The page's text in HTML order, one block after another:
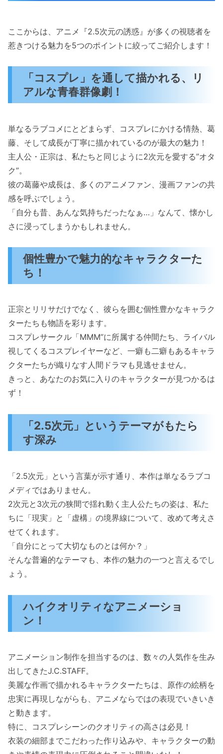
ここからは、アニメ『2.5次元の誘惑』が多くの視聴者を
惹きつける魅力を5つのポイントに絞ってご紹介します！
「コスプレ」を通して描かれる、リ
アルな青春群像劇！
単なるラブコメにとどまらず、コスプレにかける情熱、葛
藤、そして成長が丁寧に描かれているのが最大の魅力！
主人公・正宗は、私たちと同じように2次元を愛する”オタ
ク”。
彼の葛藤や成長は、多くのアニメファン、漫画ファンの共
感を呼ぶでしょう。
「自分も昔、あんな気持ちだったなぁ…」なんて、懐かし
さに浸ってしまうかもしれません。
個性豊かで魅力的なキャラクターた
ち！
正宗とリリサだけでなく、彼らを囲む個性豊かなキャラク
ターたちも物語を彩ります。
コスプレサークル「MMM”に所属する仲間たち、ライバル
視してくるコスプレイヤーなど、一癖も二癖もあるキャラ
クターたちが織りなす人間ドラマも見逃せません。
きっと、あなたのお気に入りのキャラクターが見つかるは
ず！
「2.5次元」というテーマがもたら
す深み
「2.5次元」という言葉が示す通り、本作は単なるラブコ
メディではありません。
2次元と3次元の狭間で揺れ動く主人公たちの姿は、私た
ちに「現実」と「虚構」の境界線について、改めて考えさ
せてくれます。
「自分にとって大切なものとは何か？」
そんな普遍的なテーマも、本作の魅力の一つと言えるでし
ょう。
ハイクオリティなアニメーショ
ン！
アニメーション制作を担当するのは、数々の人気作を生み
出してきたJ.C.STAFF。
美麗な作画で描かれるキャラクターたちは、原作の絵柄を
忠実に再現しながらも、アニメならではの表現でいきいき
と動きます。
特に、コスプレシーンのクオリティの高さは必見！
衣装の細部までこだわった作り込みや、キャラクターの動